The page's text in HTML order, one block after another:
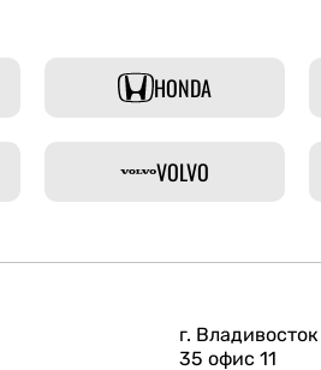
HONDA
VOLVO
г.
35 офис 11